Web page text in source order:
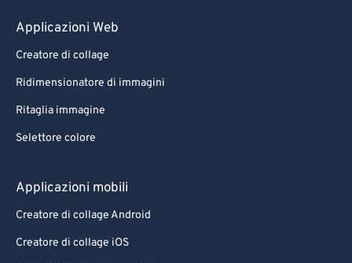
Applicazioni Web
Creatore di collage
Ridimensionatore di immagini
Ritaglia immagine
Selettore colore
Applicazioni mobili
Creatore di collage Android
Creatore di collage iOS